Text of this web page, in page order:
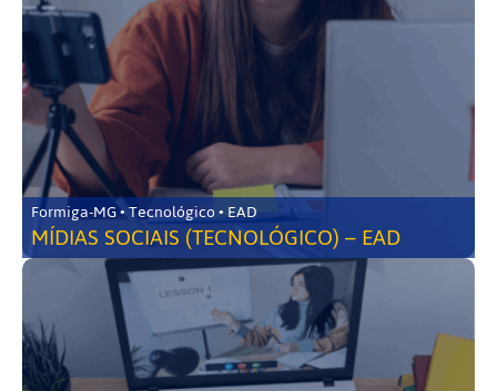
Formiga-MG • Tecnológico • EAD
MÍDIAS SOCIAIS (TECNOLÓGICO) – EAD